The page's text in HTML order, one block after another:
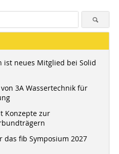
ist neues Mitglied bei Solid
3A Wassertechnik für
Konzepte zur
das fib Symposium 2027